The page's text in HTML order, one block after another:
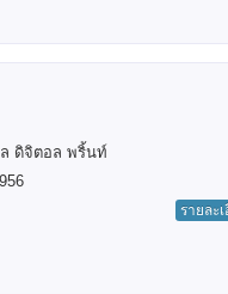
ดิจิตอล พริ้นท์
รายละ